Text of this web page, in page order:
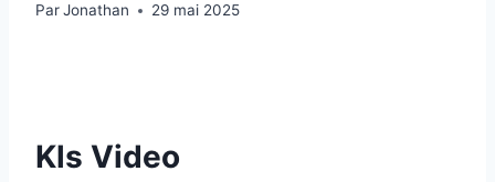
ParJonathan 29 mai 2025
Kls Video